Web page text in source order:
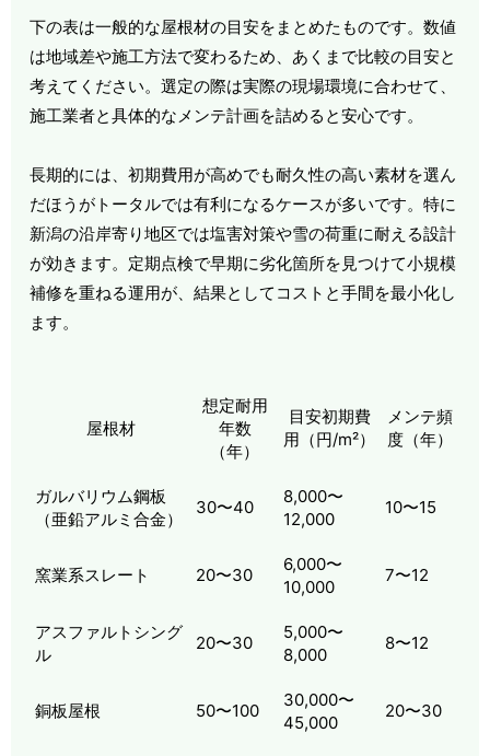
下の表は一般的な屋根材の目安をまとめたものです。数値
は地域差や施工方法で変わるため、あくまで比較の目安と
考えてください。選定の際は実際の現場環境に合わせて、
施工業者と具体的なメンテ計画を詰めると安心です。
長期的には、初期費用が高めでも耐久性の高い素材を選ん
だほうがトータルでは有利になるケースが多いです。特に
新潟の沿岸寄り地区では塩害対策や雪の荷重に耐える設計
が効きます。定期点検で早期に劣化箇所を見つけて小規模
補修を重ねる運用が、結果としてコストと手間を最小化し
ます。
屋根材
想定耐用
年数
（年）
目安初期費
用（円/m²）
メンテ頻
度（年）
ガルバリウム鋼板
（亜鉛アルミ合金）
30〜40
8,000〜
12,000
10〜15
窯業系スレート 20〜30
6,000〜
10,000
7〜12
アスファルトシング
ル
20〜30
5,000〜
8,000
8〜12
銅板屋根 50〜100
30,000〜
45,000
20〜30